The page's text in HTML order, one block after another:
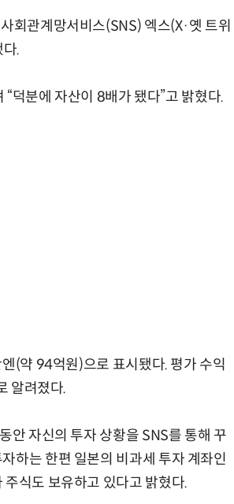
회관계망서비스(SNS) 엑스(X·옛 트위
.
덕분에 자산이 8배가 됐다”고 밝혔다.
(약 94억원)으로 표시됐다. 평가 수익
알려졌다.
안 자신의 투자 상황을 SNS를 통해 꾸
하는 한편 일본의 비과세 투자 계좌인
식도 보유하고 있다고 밝혔다.